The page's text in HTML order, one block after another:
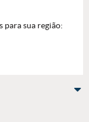
para sua região: